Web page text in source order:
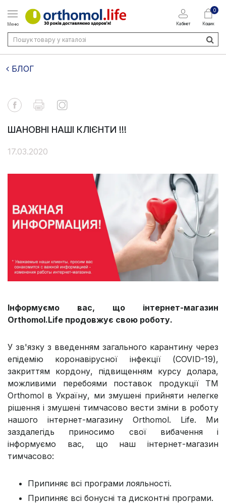
Меню Кабінет
0
Кошик
БЛОГ
ШАНОВНІ НАШІ КЛІЄНТИ !!!
17.03.2020
Інформуємо вас, що інтернет-магазин
Orthomol.Life продовжує свою роботу.
У зв'язку з введенням загального карантину через
епідемію коронавірусної інфекції (COVID-19),
закриттям кордону, підвищенням курсу долара,
можливими перебоями поставок продукції ТМ
Orthomol в Україну, ми змушені прийняти нелегке
рішення і змушені тимчасово вести зміни в роботу
нашого інтернет-магазину Orthomol. Life. Ми
заздалегідь приносимо свої вибачення і
інформуємо вас, що наш інтернет-магазин
тимчасово:
Припиняє всі програми лояльності.
Припиняє всі бонусні та дисконтні програми.